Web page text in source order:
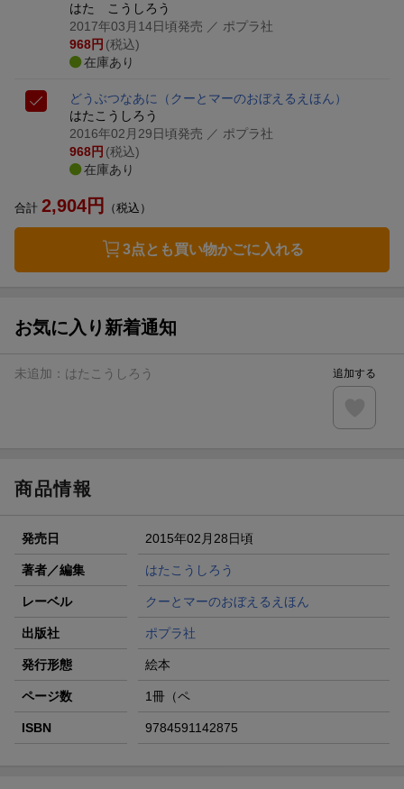
はた こうしろう
2017年03月14日頃発売 ／ ポプラ社
968円 (税込)
在庫あり
どうぶつなあに （クーとマーのおぼえるえほん）
はたこうしろう
2016年02月29日頃発売 ／ ポプラ社
968円 (税込)
在庫あり
合計 2,904円 （税込）
3点とも買い物かごに入れる
お気に入り新着通知
未追加： はたこうしろう 追加する
商品情報
発売日 2015年02月28日頃
著者／編集 はたこうしろう
レーベル クーとマーのおぼえるえほん
出版社 ポプラ社
発行形態 絵本
ページ数 1冊（ペ
ISBN 9784591142875